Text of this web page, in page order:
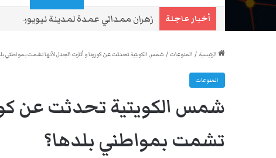
أخبار عاجلة زهران ممداني عمدة لمدينة نيويورك
الرئيسية / المنوعات/ شمس الكويتية تحدثت عن كورونا و أثارت الجدل لأنها تشمت بمواطني
المنوعات
شمس الكويتية تحدثت عن
تشمت بمواطني بلدها؟